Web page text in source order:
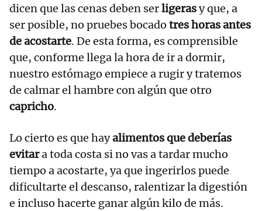
dicen que las cenas deben serligerasy que, a
ser posible, no pruebes bocado tres horas antes
de acostarte. De esta forma, es comprensible
que, conforme llega la hora de ir a dormir,
nuestro estómago empiece a rugir y tratemos
de calmar el hambre con algún que otro
capricho.
Lo cierto es que hayalimentos que deberías
evitara toda costa si no vas a tardar mucho
tiempo a acostarte, ya que ingerirlos puede
dificultarte el descanso, ralentizar la digestión
e incluso hacerte ganar algún kilo de más.